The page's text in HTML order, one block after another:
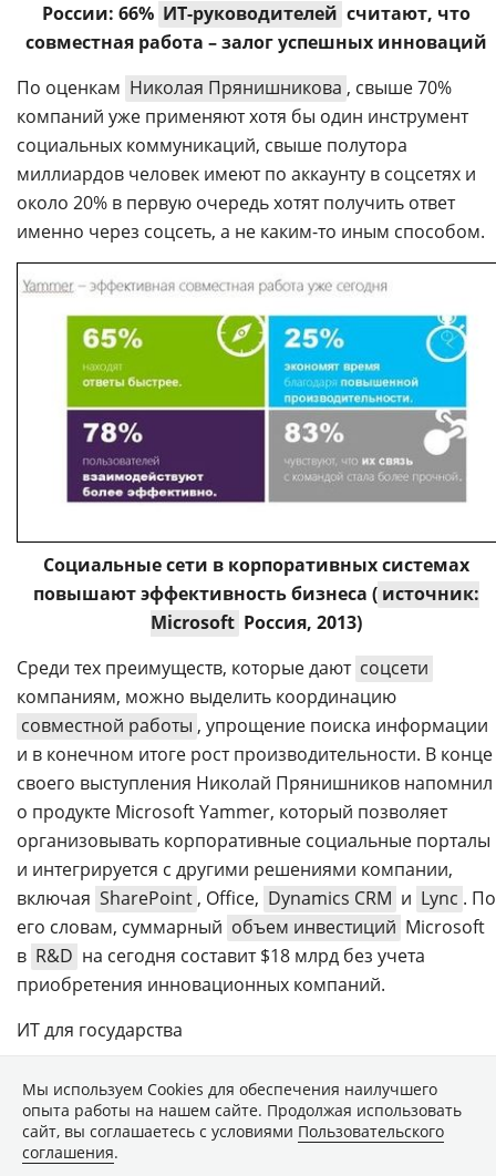
России: 66% ИТ-руководителей считают, что
совместная работа – залог успешных инноваций
По оценкам Николая Прянишникова , свыше 70%
компаний уже применяют хотя бы один инструмент
социальных коммуникаций, свыше полутора
миллиардов человек имеют по аккаунту в соцсетях и
около 20% в первую очередь хотят получить ответ
именно через соцсеть, а не каким-то иным способом.
Социальные сети в корпоративных системах
повышают эффективность бизнеса ( источник:
Microsoft Россия, 2013)
Среди тех преимуществ, которые дают соцсети
компаниям, можно выделить координацию
совместной работы , упрощение поиска информации
и в конечном итоге рост производительности. В конце
своего выступления Николай Прянишников напомнил
о продукте Microsoft Yammer, который позволяет
организовывать корпоративные социальные порталы
и интегрируется с другими решениями компании,
включая SharePoint , Office, Dynamics CRM и Lync . По
его словам, суммарный объем инвестиций Microsoft
в R&D на сегодня составит $18 млрд без учета
приобретения инновационных компаний.
ИТ для государства
госструктурах. Развиваются различные ведомства и
регионы отнюдь не равномерно. Одни — лидеры в
сфере информатизации, другие серьезно отстают.
Мы используем Сookies для обеспечения наилучшего
опыта работы на нашем сайте. Продолжая использовать
сайт, вы соглашаетесь с условиями Пользовательского
соглашения.